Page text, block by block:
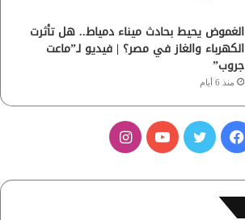
الغموض يحيط بحادث ميناء دمياط.. هل تأثرت
الكهرباء والغاز في مصر؟ | فيديو لـ”ماعت
جروب”
منذ 6 أيام
س